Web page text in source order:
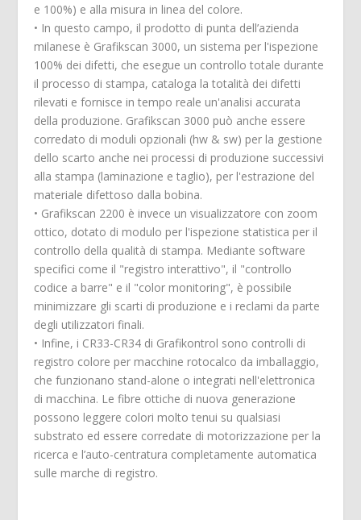
e 100%) e alla misura in linea del colore.
• In questo campo, il prodotto di punta dell’azienda
milanese è Grafikscan 3000, un sistema per l'ispezione
100% dei difetti, che esegue un controllo totale durante
il processo di stampa, cataloga la totalità dei difetti
rilevati e fornisce in tempo reale un'analisi accurata
della produzione. Grafikscan 3000 può anche essere
corredato di moduli opzionali (hw & sw) per la gestione
dello scarto anche nei processi di produzione successivi
alla stampa (laminazione e taglio), per l'estrazione del
materiale difettoso dalla bobina.
• Grafikscan 2200 è invece un visualizzatore con zoom
ottico, dotato di modulo per l'ispezione statistica per il
controllo della qualità di stampa. Mediante software
specifici come il "registro interattivo", il "controllo
codice a barre" e il "color monitoring", è possibile
minimizzare gli scarti di produzione e i reclami da parte
degli utilizzatori finali.
• Infine, i CR33-CR34 di Grafikontrol sono controlli di
registro colore per macchine rotocalco da imballaggio,
che funzionano stand-alone o integrati nell'elettronica
di macchina. Le fibre ottiche di nuova generazione
possono leggere colori molto tenui su qualsiasi
substrato ed essere corredate di motorizzazione per la
ricerca e l’auto-centratura completamente automatica
sulle marche di registro.